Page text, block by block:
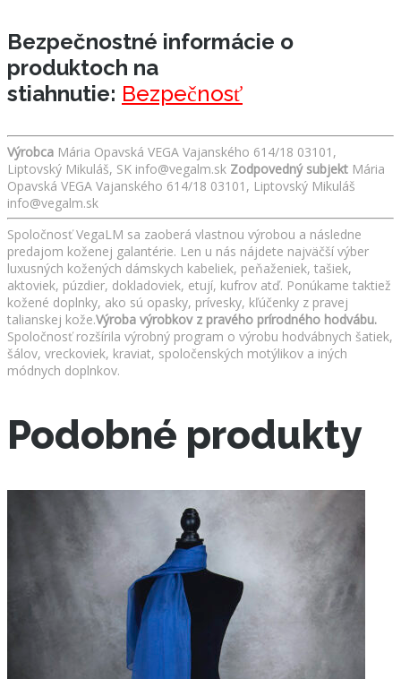
Bezpečnostné informácie o
produktoch na
stiahnutie: Bezpečnosť
Výrobca Mária Opavská VEGA Vajanského 614/18 03101,
Liptovský Mikuláš, SK info@vegalm.sk Zodpovedný subjekt Mária
Opavská VEGA Vajanského 614/18 03101, Liptovský Mikuláš
info@vegalm.sk
Spoločnosť VegaLM sa zaoberá vlastnou výrobou a následne
predajom koženej galantérie. Len u nás nájdete najväčší výber
luxusných kožených dámskych kabeliek, peňaženiek, tašiek,
aktoviek, púzdier, dokladoviek, etují, kufrov atď. Ponúkame taktiež
kožené doplnky, ako sú opasky, prívesky, kľúčenky z pravej
talianskej kože.Výroba výrobkov z pravého prírodného hodvábu.
Spoločnosť rozšírila výrobný program o výrobu hodvábnych šatiek,
šálov, vreckoviek, kraviat, spoločenských motýlikov a iných
módnych doplnkov.
Podobné produkty